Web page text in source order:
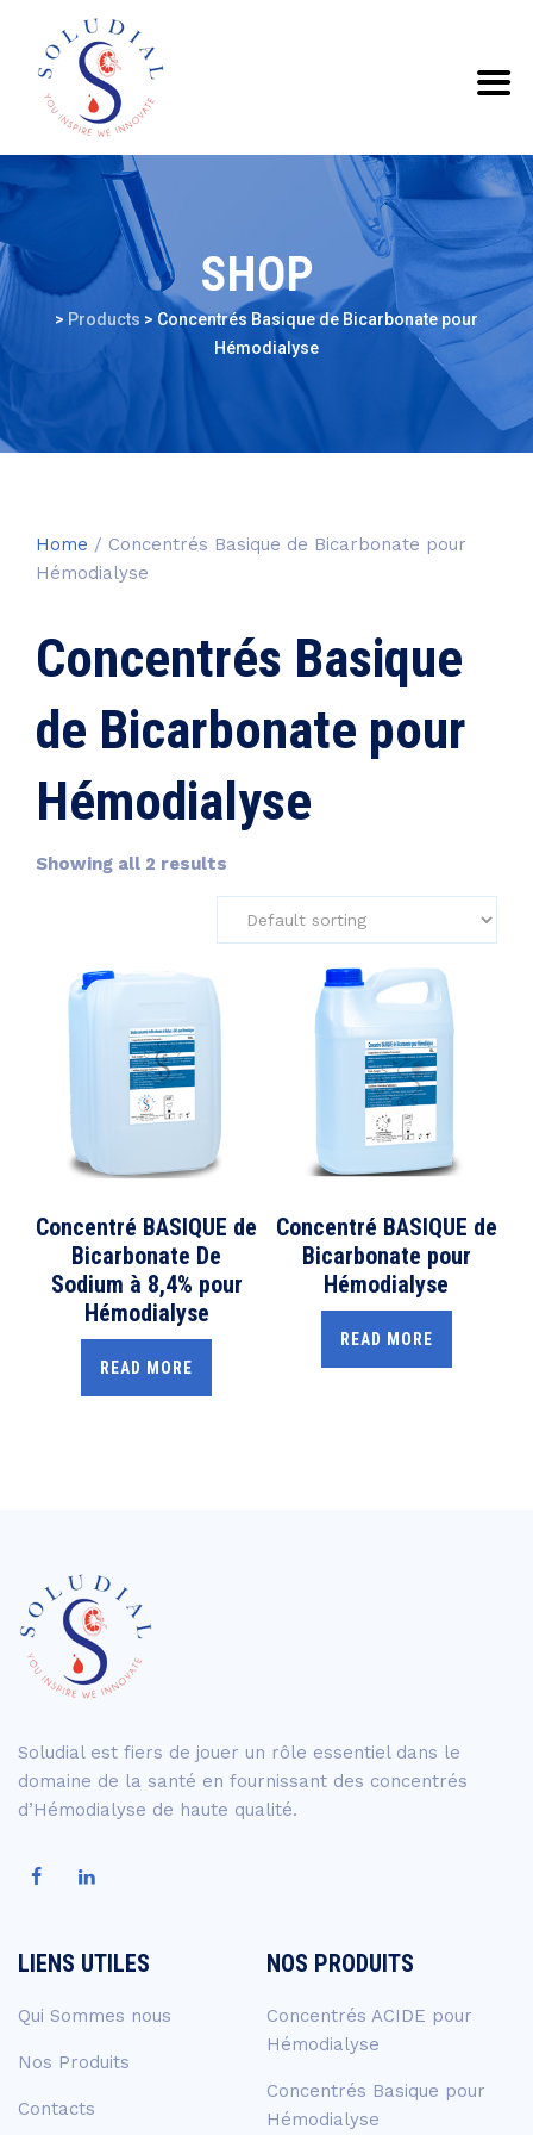
SHOP
> Products > Concentrés Basique de Bicarbonate pour
Hémodialyse
Home / Concentrés Basique de Bicarbonate pour
Hémodialyse
Concentrés Basique
de Bicarbonate pour
Hémodialyse
Showing all 2 results
Concentré BASIQUE de
Bicarbonate De
Sodium à 8,4% pour
Hémodialyse
READ MORE
Concentré BASIQUE de
Bicarbonate pour
Hémodialyse
READ MORE
Soludial est fiers de jouer un rôle essentiel dans le
domaine de la santé en fournissant des concentrés
d’Hémodialyse de haute qualité.
LIENS UTILES
Qui Sommes nous
Nos Produits
Contacts
NOS PRODUITS
Concentrés ACIDE pour
Hémodialyse
Concentrés Basique pour
Hémodialyse